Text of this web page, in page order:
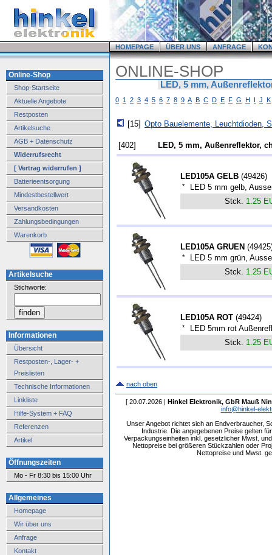
HOMEPAGE ÜBER UNS ANFRAGE
Online-Shop
Shop-Startseite
Aktuelle Angebote
Restposten
Artikelsuche
AGB + Datenschutz
Widerrufsrecht
[ Vertrag widerrufen ]
Batterieentsorgung
Mindestbestellwert
Versandkosten
Zahlungsbedingungen
Warenkorb
Artikelsuche
Stichworte:
Informationen
Übersicht
Restposten-, Lager- +
Preislisten
Technische Informationen
Linkliste
Hilfe-System + FAQ
Referenzen
Artikel
Öffnungszeiten
Mo - Fr 8:30 bis 15:00 Uhr
Allgemeines
Homepage
Wir über uns
Anfrage
Kontakt
ONLINE-SHOP
LED, 5 mm,
0 1 2 3 4 5 6 7 8 9 A B C D E F G H I J K
[15] Opto Bauelemente, Leuchtdioden,
[402] LED, 5 mm, Außenreflektor,
LED105A GELB (49426)
*
LED 5 mm gelb,
Stck. 1.25
LED105A GRUEN (49425
*
LED 5 mm grün,
Stck. 1.25
LED105A ROT (49424)
*
LED 5mm rot
Stck. 1.25
nach oben
[ 20.07.2026 | Hinkel Elektronik, GbR Mauß
info@hinkel-
Unser Angebot richtet sich an Endverbraucher,
Industrie. Die angegebenen Preise gelten
Verpackungseinheiten inkl. gesetzlicher Mwst.
Nettopreise bei größeren Stückzahlen oder
Nettopreise und Mwst.